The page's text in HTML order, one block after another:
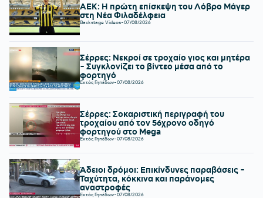
ΑΕΚ: Η πρώτη επίσκεψη του Λόβρο Μάγερ
στη Νέα Φιλαδέλφεια
Backstage Videos-07/08/2026
Σέρρες: Νεκροί σε τροχαίο γιος και μητέρα
- Συγκλονίζει το βίντεο μέσα από το
φορτηγό
Εκτός Γηπέδων-07/08/2026
Σέρρες: Σοκαριστική περιγραφή του
τροχαίου από τον 56χρονο οδηγό
φορτηγού στο Mega
Εκτός Γηπέδων-07/08/2026
Άδειοι δρόμοι: Επικίνδυνες παραβάσεις -
Ταχύτητα, κόκκινα και παράνομες
αναστροφές
Εκτός Γηπέδων-07/08/2026